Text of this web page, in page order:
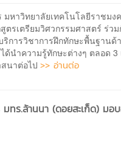
หาวิทยาลัยเทคโนโลยีราชมง
รเตรียมวิศวกรรมศาสตร์ ร่ว
การวิชาการฝึกทักษะพื้นฐานด้
ด้นำความรู้ทักษะต่างๆ ตลอด
สนาต่อไป>> อ่านต่อ
มทร.ล้านนา (ดอยสะเก็ด) ม